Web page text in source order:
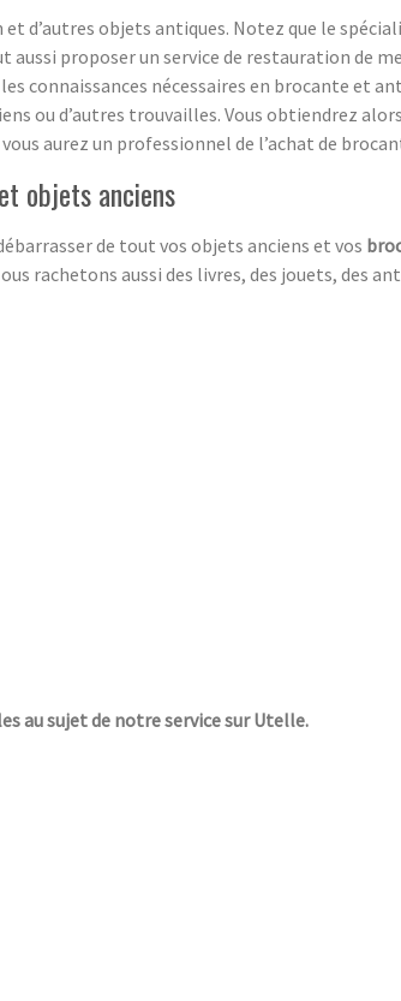
d’autres objets antiques. Notez que le
proposer un service de restauration de
connaissances nécessaires en brocante et
ou d’autres trouvailles. Vous obtiendrez
aurez un professionnel de l’achat de
objets anciens
de tout vos objets anciens et vos
rachetons aussi des livres, des jouets, des
au sujet de notre service sur Utelle.